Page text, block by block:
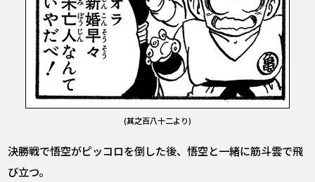
(其之百八十二より)
決勝戦で悟空がピッコロを倒した後、悟空と一緒に筋斗雲で飛
び立つ。